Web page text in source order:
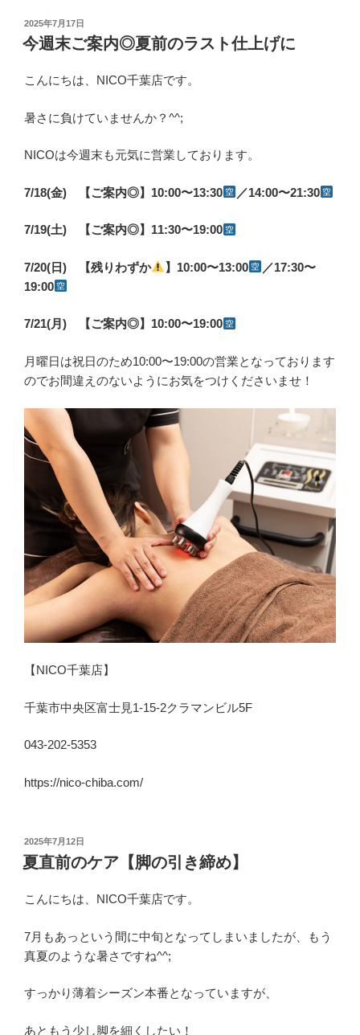
投
稿
日:
2025年7月17日
今週末ご案内◎夏前のラスト仕上げに
こんにちは、NICO千葉店です。
暑さに負けていませんか？^^;
NICOは今週末も元気に営業しております。
7/18(金) 【ご案内◎】10:00〜13:30 ／14:00〜21:30
7/19(土) 【ご案内◎】11:30〜19:00
7/20(日) 【残りわずか 】10:00〜13:00
／17:30〜
19:00
7/21(月) 【ご案内◎】10:00〜19:00
月曜日は祝日のため10:00〜19:00の営業となっております
のでお間違えのないようにお気をつけくださいませ！
【NICO千葉店】
千葉市中央区富士見1-15-2クラマンビル5F
043-202-5353
https://nico-chiba.com/
投
稿
日:
2025年7月12日
夏直前のケア【脚の引き締め】
こんにちは、NICO千葉店です。
7月もあっという間に中旬となってしまいましたが、もう
真夏のような暑さですね^^;
すっかり薄着シーズン本番となっていますが、
あともう少し脚を細くしたい！